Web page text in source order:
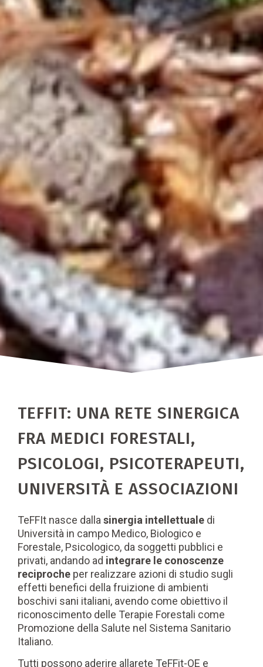
TEFFIT: UNA RETE SINERGICA
FRA MEDICI FORESTALI,
PSICOLOGI, PSICOTERAPEUTI,
UNIVERSITÀ E ASSOCIAZIONI
TeFFIt nasce dalla sinergia intellettuale di
Università in campo Medico, Biologico e
Forestale, Psicologico, da soggetti pubblici e
privati, andando ad integrare le conoscenze
reciproche per realizzare azioni di studio sugli
effetti benefici della fruizione di ambienti
boschivi sani italiani, avendo come obiettivo il
riconoscimento delle Terapie Forestali come
Promozione della Salute nel Sistema Sanitario
Italiano.
Tutti possono aderire allarete TeFFit-OE e